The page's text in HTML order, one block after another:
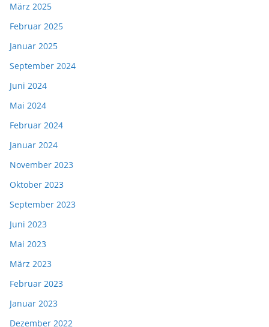
März 2025
Februar 2025
Januar 2025
September 2024
Juni 2024
Mai 2024
Februar 2024
Januar 2024
November 2023
Oktober 2023
September 2023
Juni 2023
Mai 2023
März 2023
Februar 2023
Januar 2023
Dezember 2022